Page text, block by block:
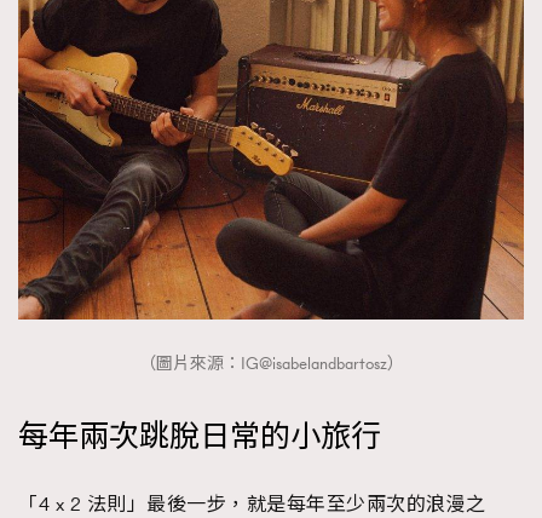
（圖片來源：IG@isabelandbartosz）
每年兩次跳脫日常的小旅行
「4 x 2 法則」最後一步，就是每年至少兩次的浪漫之